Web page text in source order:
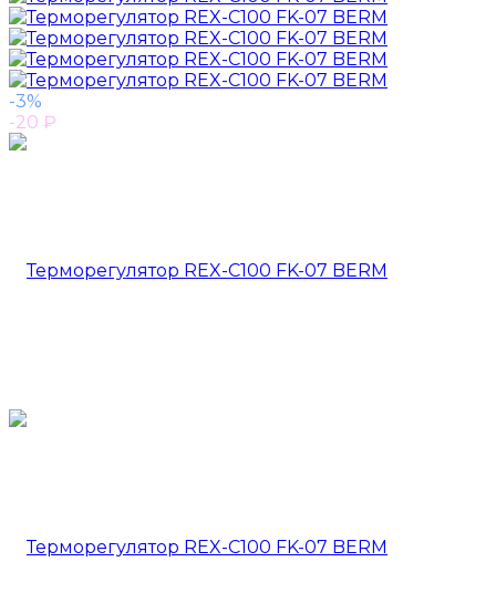
-3%
-20 ₽